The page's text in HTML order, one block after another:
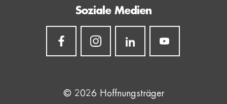
Soziale Medien
© 2026 Hoffnungsträger